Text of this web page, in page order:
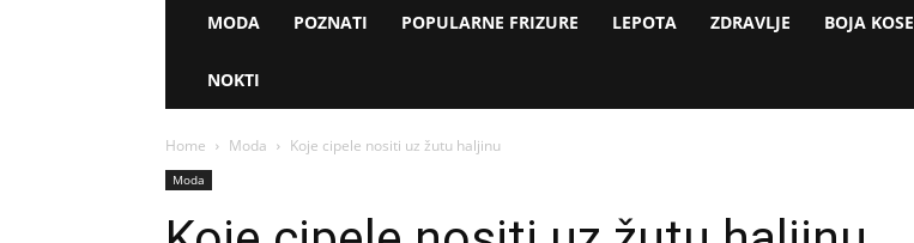
MODA POZNATI POPULARNE FRIZURE LEPOTA ZDRAVLJE BOJA KOSE
NOKTI
Home Moda Koje cipele nositi uz žutu haljinu
Moda